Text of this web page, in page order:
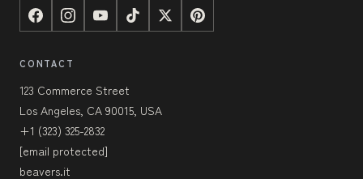
CONTACT
123 Commerce Street
Los Angeles, CA 90015, USA
+1 (323) 325-2832
[email protected]
beavers.it